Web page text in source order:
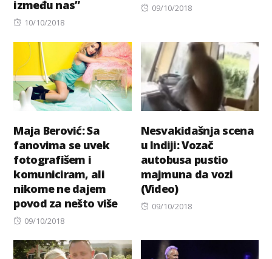
između nas”
Posted
10/10/2018
Posted
09/10/2018
Maja Berović: Sa
fanovima se uvek
fotografišem i
komuniciram, ali
nikome ne dajem
povod za nešto više
Posted
09/10/2018
Nesvakidašnja scena
u Indiji: Vozač
autobusa pustio
majmuna da vozi
(Video)
Posted
09/10/2018